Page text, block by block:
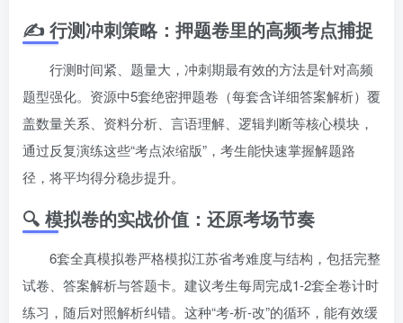
✍️ 行测冲刺策略：押题卷里的高频考点捕捉
行测时间紧、题量大，冲刺期最有效的方法是针对高频
题型强化。资源中5套绝密押题卷（每套含详细答案解析）覆
盖数量关系、资料分析、言语理解、逻辑判断等核心模块，
通过反复演练这些“考点浓缩版”，考生能快速掌握解题路
径，将平均得分稳步提升。
🔍 模拟卷的实战价值：还原考场节奏
6套全真模拟卷严格模拟江苏省考难度与结构，包括完整
试卷、答案解析与答题卡。建议考生每周完成1-2套全卷计时
练习，随后对照解析纠错。这种“考-析-改”的循环，能有效缓